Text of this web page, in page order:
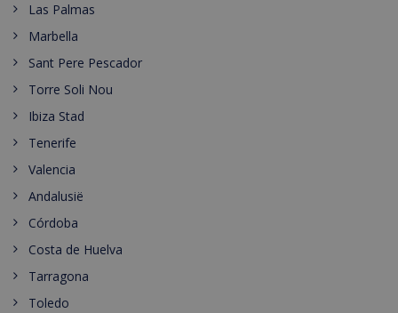
Las Palmas
Marbella
Sant Pere Pescador
Torre Soli Nou
Ibiza Stad
Tenerife
Valencia
Andalusië
Córdoba
Costa de Huelva
Tarragona
Toledo